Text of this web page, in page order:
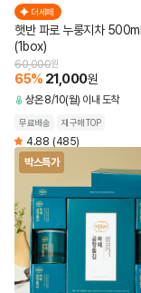
더세페
햇반 파로 누룽지차
(1box)
60,000원
65% 21,000원
상온 8/10(월) 이내 도착
무료배송 재구매TOP
4.88 (485)
박스특가